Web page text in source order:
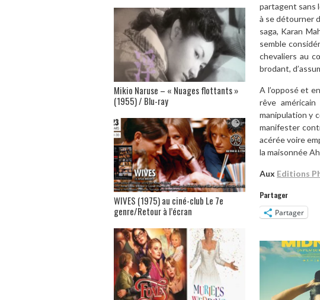
partagent sans
à se détourner
saga, Karan
semble
chevaliers au
brodant,
A l’opposé et
rêve
manipulation y
manifester
acérée voire
la maisonnée
Aux Editions
Partager
Partager
Mikio Naruse – « Nuages flottants »
(1955) / Blu-ray
WIVES (1975) au ciné-club Le 7e
genre/Retour à l’écran